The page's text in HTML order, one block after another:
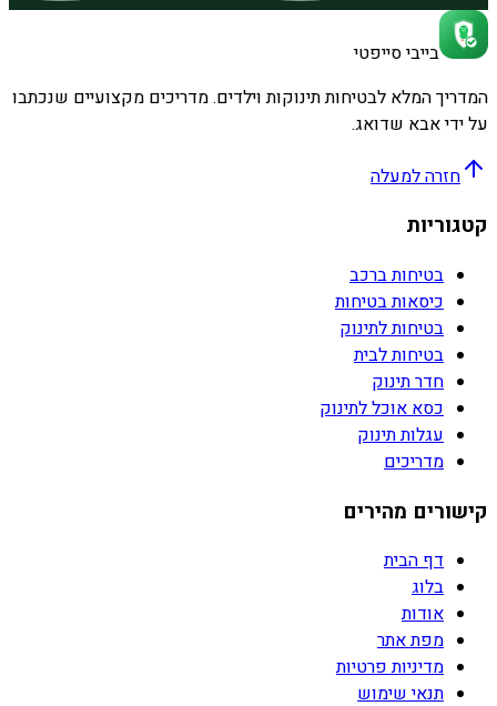
בייבי סייפטי
המדריך המלא לבטיחות תינוקות וילדים. מדריכים מקצועיים שנכתבו
על ידי אבא שדואג.
חזרה למעלה
קטגוריות
בטיחות ברכב
כיסאות בטיחות
בטיחות לתינוק
בטיחות לבית
חדר תינוק
כסא אוכל לתינוק
עגלות תינוק
מדריכים
קישורים מהירים
דף הבית
בלוג
אודות
מפת אתר
מדיניות פרטיות
תנאי שימוש